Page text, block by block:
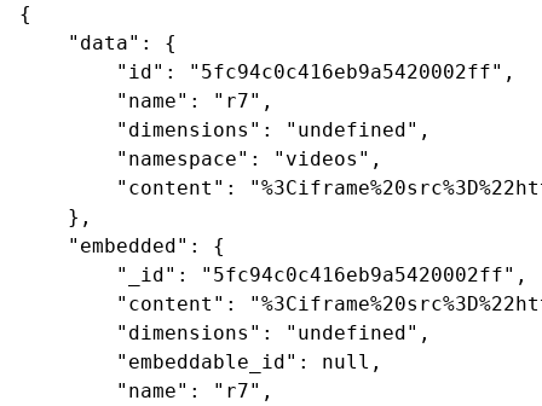
{
    "data": {
        "id": "5fc94c0c416eb9a5420002ff",
        "name": "r7",
        "dimensions": "undefined",
        "namespace": "videos",
"content":
    },
    "embedded": {
        "_id": "5fc94c0c416eb9a5420002ff",
"content":
        "dimensions": "undefined",
        "embeddable_id": null,
        "name": "r7",